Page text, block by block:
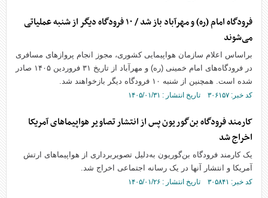
فرودگاه امام (ره) و مهرآباد باز شد / ۱۰ فرودگاه دیگر از شنبه عملیاتی
می‌شوند
براساس اعلام سازمان هواپیمایی کشوری، مجوز انجام پرواز‌های مسافری
در فرودگاه‌های امام خمینی (ره) و مهرآباد از تاریخ ۳۱ فروردین ۱۴۰۵ صادر
شده است. همچنین از شنبه ۱۰ فرودگاه دیگر بازخواهند شد.
کد خبر: ۳۰۶۱۵۷ تاریخ انتشار : ۱۴۰۵/۰۱/۳۱
کارمند فرودگاه بن‌گوریون پس از انتشار تصاویر هواپیما‌های آمریکا
اخراج شد
یک کارمند فرودگاه بن‌گوریون به‌دلیل تصویربرداری از هواپیما‌های ارتش
آمریکا و انتشار آنها در یک رسانه اجتماعی اخراج شد.
کد خبر: ۳۰۵۸۴۱ تاریخ انتشار : ۱۴۰۵/۰۱/۲۶